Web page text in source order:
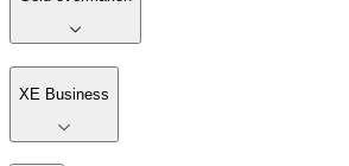
XE Business